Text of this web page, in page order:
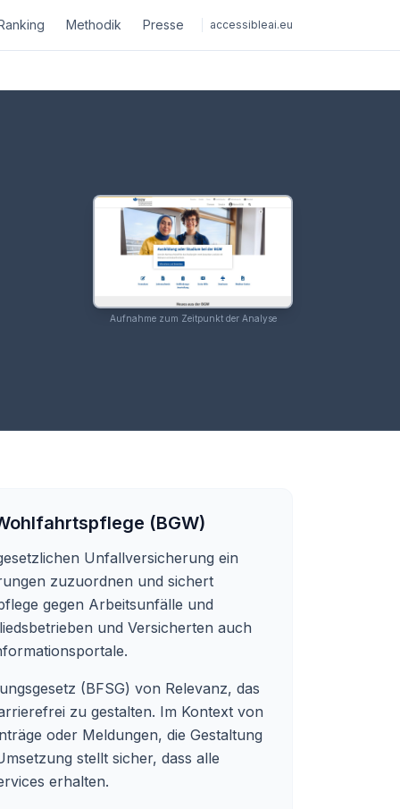
Methodik Presse accessibleai.eu
Aufnahme zum Zeitpunkt der Analyse
(BGW)
Unfallversicherung ein
zuzuordnen und sichert
gegen Arbeitsunfälle und
und Versicherten auch
(BFSG) von Relevanz, das
zu gestalten. Im Kontext von
oder Meldungen, die Gestaltung
stellt sicher, dass alle
erhalten.